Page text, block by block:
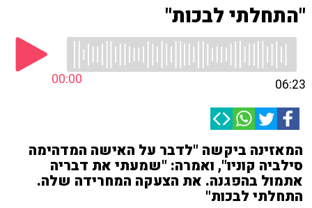
"התחלתי לבכות"
00:00 06:23
המאזינה ביקשה "לדבר על האישה המדהימה
סילביה קוניו", ואמרה: "שמעתי את דבריה
אתמול בהפגנה. את הצעקה המחרידה שלה.
התחלתי לבכות"